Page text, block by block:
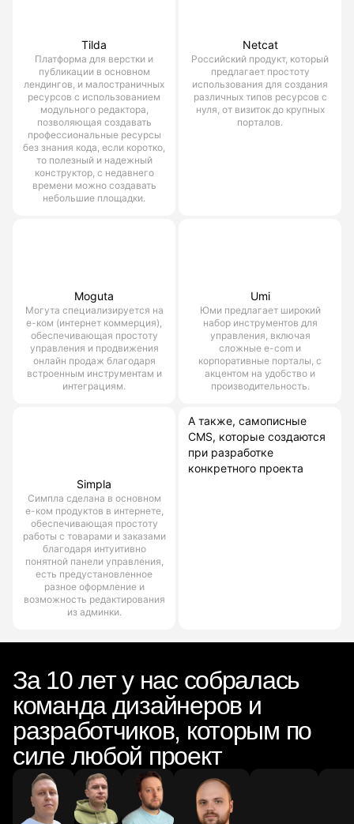
Tilda
Платформа для верстки и
публикации в основном
лендингов, и малостраничных
ресурсов с использованием
модульного редактора,
позволяющая создавать
профессиональные ресурсы
без знания кода, если коротко,
то полезный и надежный
конструктор, с недавнего
времени можно создавать
небольшие площадки.
Netcat
Российский продукт, который
предлагает простоту
использования для создания
различных типов ресурсов с
нуля, от визиток до крупных
порталов.
Moguta
Могута специализируется на
е-ком (интернет коммерция),
обеспечивающая простоту
управления и продвижения
онлайн продаж благодаря
встроенным инструментам и
интеграциям.
Umi
Юми предлагает широкий
набор инструментов для
управления, включая
сложные e-com и
корпоративные порталы, с
акцентом на удобство и
производительность.
Simpla
Симпла сделана в основном
е-ком продуктов в интернете,
обеспечивающая простоту
работы с товарами и заказами
благодаря интуитивно
понятной панели управления,
есть предустановленное
разное оформление и
возможность редактирования
из админки.
А также, самописные
CMS, которые создаются
при разработке
конкретного проекта
За 10 лет у нас собралась
команда дизайнеров и
разработчиков, которым по
силе любой проект